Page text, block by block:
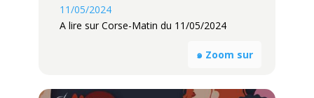
11/05/2024
A lire sur Corse-Matin du 11/05/2024
๑ Zoom sur